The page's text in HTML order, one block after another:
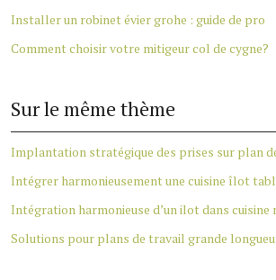
Installer un robinet évier grohe : guide de pro
Comment choisir votre mitigeur col de cygne?
Sur le même thème
Implantation stratégique des prises sur plan
Intégrer harmonieusement une cuisine îlot
Intégration harmonieuse d’un ilot dans cuisine
Solutions pour plans de travail grande